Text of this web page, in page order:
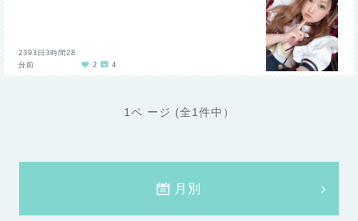
2393日3時間28
分前
2 4
1ペ ージ (全1件中）
月別